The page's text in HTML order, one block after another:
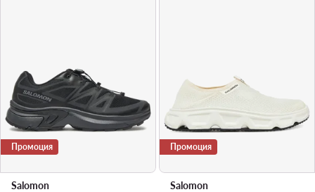
Промоция
Salomon
Промоция
Salomon